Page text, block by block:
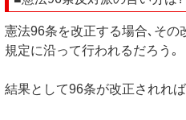
憲法96条を改正する場合､その
規定に沿って行われるだろう｡
結果として96条が改正されれ